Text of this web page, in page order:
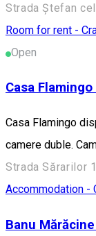
Strada Ștefan
Room for rent -
Open
Casa
Casa Flamingo
camere duble.
Strada Sărarilor
Accommodation -
Banu